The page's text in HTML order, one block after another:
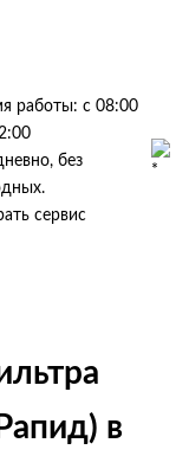
работы: с 08:00
без
сервис
в